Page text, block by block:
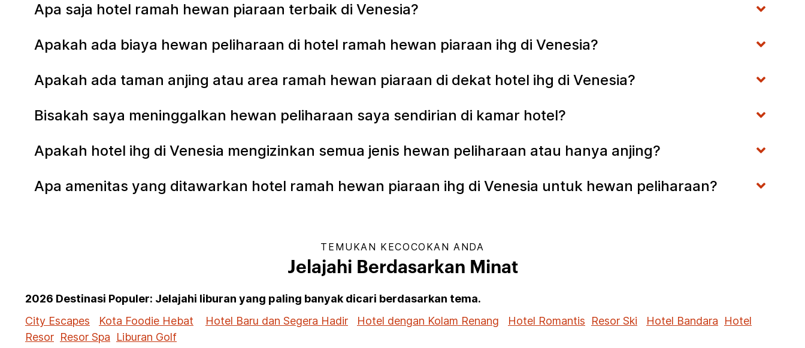
Apa saja hotel ramah hewan piaraan terbaik di Venesia?
Apakah ada biaya hewan peliharaan di hotel ramah hewan piaraan ihg di Venesia?
Apakah ada taman anjing atau area ramah hewan piaraan di dekat hotel ihg di Venesia?
Bisakah saya meninggalkan hewan peliharaan saya sendirian di kamar hotel?
Apakah hotel ihg di Venesia mengizinkan semua jenis hewan peliharaan atau hanya anjing?
Apa amenitas yang ditawarkan hotel ramah hewan piaraan ihg di Venesia untuk hewan peliharaan?
TEMUKAN KECOCOKAN ANDA
Jelajahi Berdasarkan Minat
2026 Destinasi Populer: Jelajahi liburan yang paling banyak dicari berdasarkan tema.
City Escapes
Kota Foodie Hebat Hotel Baru dan Segera Hadir Hotel dengan Kolam Renang Hotel Romantis Resor Ski Hotel Bandara
Hotel
Resor Resor Spa Liburan Golf